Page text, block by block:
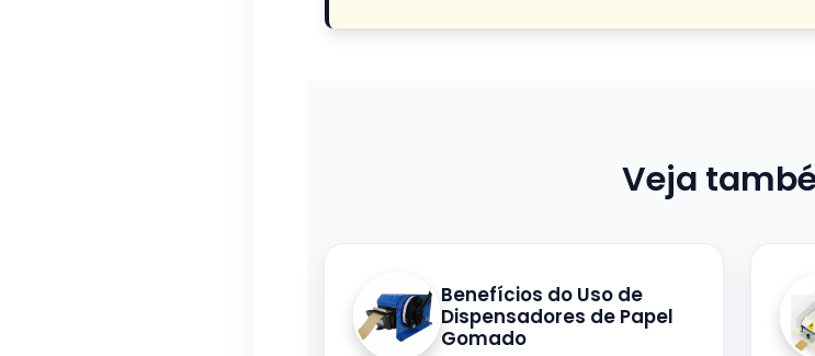
Veja
Benefícios do Uso de
Dispensadores de Papel
Gomado